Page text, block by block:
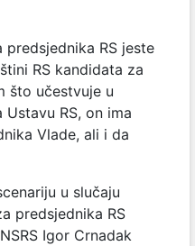
RS jeste
RS kandidata za
što učestvuje u
RS, on ima
Vlade, ali i da
u slučaju
predsjednika RS
Igor Crnadak